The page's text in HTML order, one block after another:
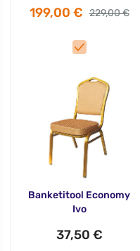
199,00 € 229,00 €
Banketitool Economy
Ivo
37,50 €